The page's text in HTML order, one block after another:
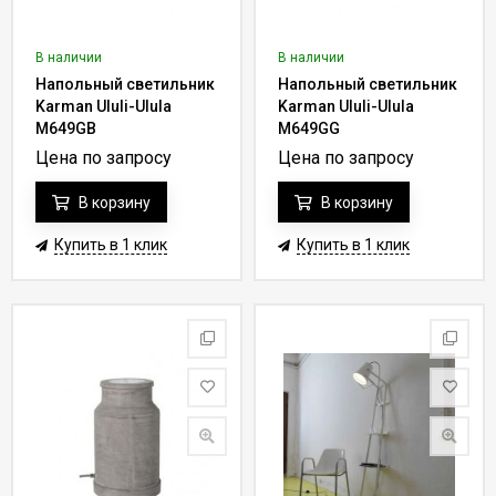
можно в нашем интернет-магазине. Доверьтесь нам и получите
эксклюзивные элитные светильники, которые подчеркнут
статусность владельца жилья.
В наличии
Напольный светильник
Karman Ululi-Ulula
M649GB
Цена по запросу
В корзину
Купить в 1 клик
В наличии
Напольный светильник
Karman Ululi-Ulula
M649GG
Цена по запросу
В корзину
Купить в 1 клик